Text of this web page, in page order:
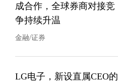
成合作，全球券商对接竞
争持续升温
金融/证券
LG电子，新设直属CEO的